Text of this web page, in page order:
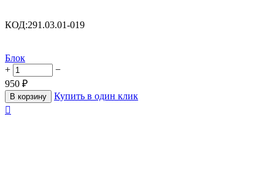
КОД:291.03.01-019
Блок
+
−
950 ₽
В корзину
Купить в один клик
